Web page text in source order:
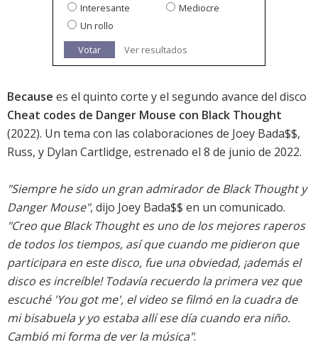
Interesante
Mediocre
Un rollo
Votar
Ver resultados
Because es el quinto corte y el segundo avance del disco
Cheat codes de Danger Mouse con Black Thought
(2022). Un tema con las colaboraciones de Joey Bada$$,
Russ, y Dylan Cartlidge, estrenado el 8 de junio de 2022.
"Siempre he sido un gran admirador de Black Thought y
Danger Mouse", dijo Joey Bada$$ en un comunicado.
"Creo que Black Thought es uno de los mejores raperos
de todos los tiempos, así que cuando me pidieron que
participara en este disco, fue una obviedad, ¡además el
disco es increíble! Todavía recuerdo la primera vez que
escuché 'You got me', el video se filmó en la cuadra de
mi bisabuela y yo estaba allí ese día cuando era niño.
Cambió mi forma de ver la música".